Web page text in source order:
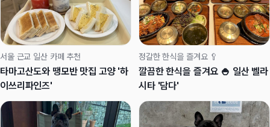
서울 근교 일산 카페 추천
타마고산도와 땡모반 맛집 고양 '하
이쓰리파인즈'
정갈한 한식을 즐겨요 🥄
깔끔한 한식을 즐겨요 🍚 일산 벨라
시타 '담다'